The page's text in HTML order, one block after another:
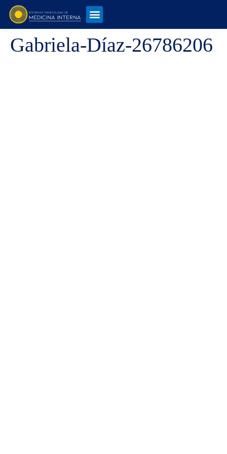
Gabriela-Díaz-26786206